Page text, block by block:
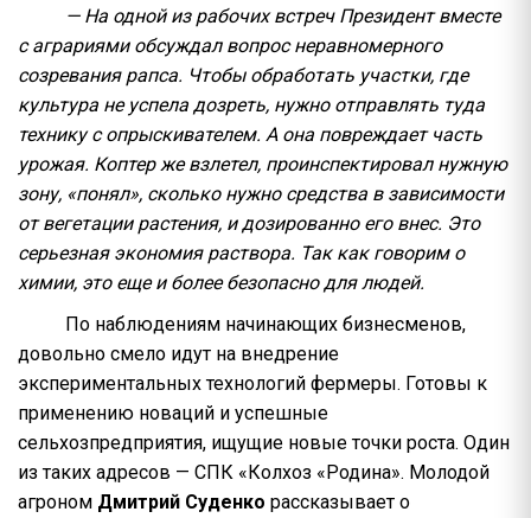
— На одной из рабочих встреч Президент вместе
с аграриями обсуждал вопрос неравномерного
созревания рапса. Чтобы обработать участки, где
культура не успела дозреть, нужно отправлять туда
технику с опрыскивателем. А она повреждает часть
урожая. Коптер же взлетел, проинспектировал нужную
зону, «понял», сколько нужно средства в зависимости
от вегетации растения, и дозированно его внес. Это
серьезная экономия раствора. Так как говорим о
химии, это еще и более безопасно для людей.
По наблюдениям начинающих бизнесменов,
довольно смело идут на внедрение
экспериментальных технологий фермеры. Готовы к
применению новаций и успешные
сельхозпредприятия, ищущие новые точки роста. Один
из таких адресов — СПК «Колхоз «Родина». Молодой
агроном Дмитрий Суденко рассказывает о